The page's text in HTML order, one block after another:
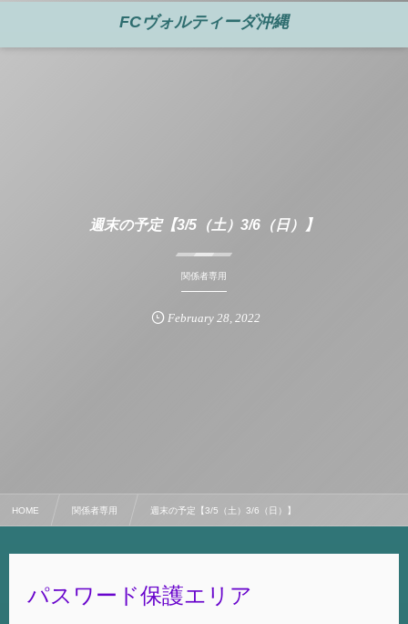
FCヴォルティーダ沖縄
週末の予定【3/5（土）3/6（日）】
関係者専用
February 28, 2022
HOME 関係者専用 週末の予定【3/5（土）3/6（日）】
パスワード保護エリア